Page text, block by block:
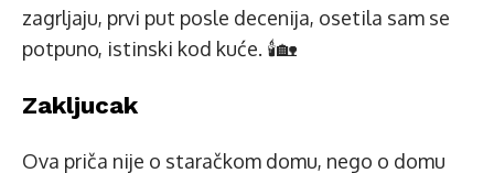
zagrljaju, prvi put posle decenija, osetila sam se
potpuno, istinski kod kuće. 🕯️🏡
Zakljucak
Ova priča nije o staračkom domu, nego o domu